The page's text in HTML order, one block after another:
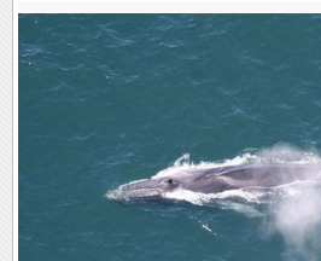
یک برش دانایی
محیط زیست
سفر و تفریح
سیاست خارجی
فرهنگ و هنر
علم و دانش
فناوری و It
علمی
اخبار کریپتو
قرآن
گوناگون
سرگرمی
فیلم